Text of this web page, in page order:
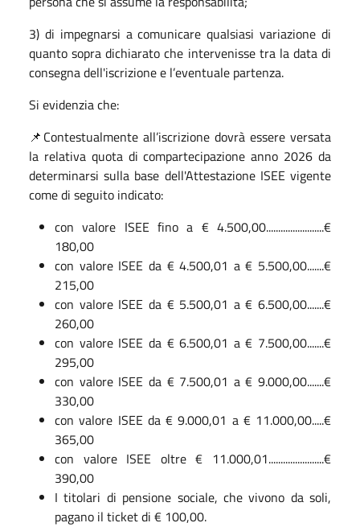
3) di impegnarsi a comunicare qualsiasi variazione di
quanto sopra dichiarato che intervenisse tra la data di
consegna dell'iscrizione e l’eventuale partenza.
Si evidenzia che:
📌Contestualmente all’iscrizione dovrà essere versata
la relativa quota di compartecipazione anno 2026 da
determinarsi sulla base dell'Attestazione ISEE vigente
come di seguito indicato:
con valore ISEE fino a € 4.500,00........................€
180,00
con valore ISEE da € 4.500,01 a € 5.500,00.......€
215,00
con valore ISEE da € 5.500,01 a € 6.500,00.......€
260,00
con valore ISEE da € 6.500,01 a € 7.500,00.......€
295,00
con valore ISEE da € 7.500,01 a € 9.000,00.......€
330,00
con valore ISEE da € 9.000,01 a € 11.000,00.....€
365,00
con valore ISEE oltre € 11.000,01.......................€
390,00
I titolari di pensione sociale, che vivono da soli,
pagano il ticket di € 100,00.